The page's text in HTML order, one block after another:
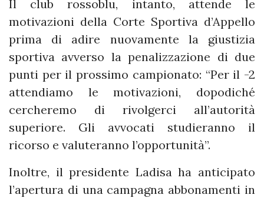
Il club rossoblu, intanto, attende le
motivazioni della Corte Sportiva d’Appello
prima di adire nuovamente la giustizia
sportiva avverso la penalizzazione di due
punti per il prossimo campionato: “Per il -2
attendiamo le motivazioni, dopodiché
cercheremo di rivolgerci all’autorità
superiore. Gli avvocati studieranno il
ricorso e valuteranno l’opportunità”.
Inoltre, il presidente Ladisa ha anticipato
l’apertura di una campagna abbonamenti in